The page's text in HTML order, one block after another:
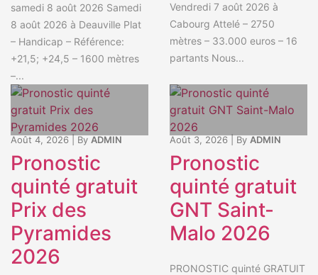
samedi 8 août 2026 Samedi
8 août 2026 à Deauville Plat
– Handicap – Référence:
+21,5; +24,5 – 1600 mètres
–...
Vendredi 7 août 2026 à
Cabourg Attelé – 2750
mètres – 33.000 euros – 16
partants Nous...
Août 4, 2026 By ADMIN
Pronostic
quinté gratuit
Prix des
Pyramides
2026
Août 3, 2026 By ADMIN
Pronostic
quinté gratuit
GNT Saint-
Malo 2026
PRONOSTIC quinté GRATUIT